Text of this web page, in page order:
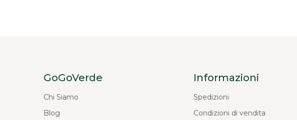
GoGoVerde
Chi Siamo
Blog
Informazioni
Spedizioni
Condizioni di vendita